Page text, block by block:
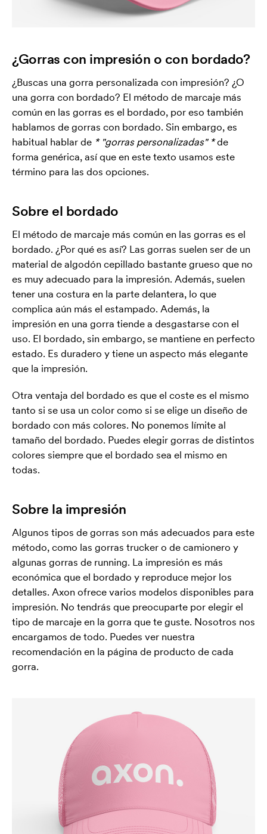
¿Gorras con impresión o con bordado?
¿Buscas una gorra personalizada con impresión? ¿O
una gorra con bordado? El método de marcaje más
común en las gorras es el bordado, por eso también
hablamos de gorras con bordado. Sin embargo, es
habitual hablar de * "gorras personalizadas" *de
forma genérica, así que en este texto usamos este
término para las dos opciones.
Sobre el bordado
El método de marcaje más común en las gorras es el
bordado. ¿Por qué es así? Las gorras suelen ser de un
material de algodón cepillado bastante grueso que no
es muy adecuado para la impresión. Además, suelen
tener una costura en la parte delantera, lo que
complica aún más el estampado. Además, la
impresión en una gorra tiende a desgastarse con el
uso. El bordado, sin embargo, se mantiene en perfecto
estado. Es duradero y tiene un aspecto más elegante
que la impresión.
Otra ventaja del bordado es que el coste es el mismo
tanto si se usa un color como si se elige un diseño de
bordado con más colores. No ponemos límite al
tamaño del bordado. Puedes elegir gorras de distintos
colores siempre que el bordado sea el mismo en
todas.
Sobre la impresión
Algunos tipos de gorras son más adecuados para este
método, como las gorras trucker o de camionero y
algunas gorras de running. La impresión es más
económica que el bordado y reproduce mejor los
detalles. Axon ofrece varios modelos disponibles para
impresión. No tendrás que preocuparte por elegir el
tipo de marcaje en la gorra que te guste. Nosotros nos
encargamos de todo. Puedes ver nuestra
recomendación en la página de producto de cada
gorra.